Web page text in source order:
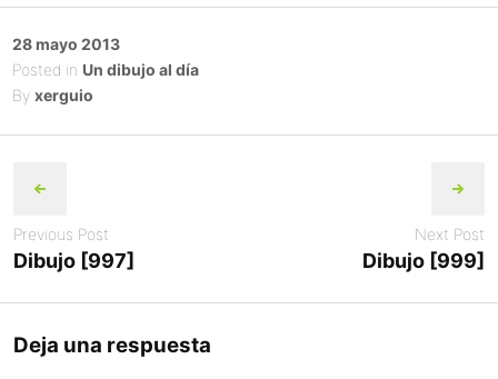
Posted
on
28 mayo 2013
Posted in Un dibujo al día
By xerguio
navigation
Previous Post
Dibujo [997]
Next Post
Dibujo [999]
Deja una respuesta